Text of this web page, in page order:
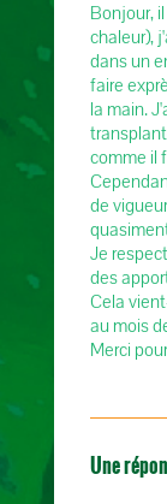
Bonjour,
chaleur),
dans un
faire
la main.
comme il
de
Je
des
Cela
au mois
Merci
Une